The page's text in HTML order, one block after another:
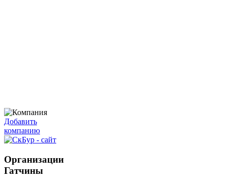
Добавить
компанию
Организации
Гатчины